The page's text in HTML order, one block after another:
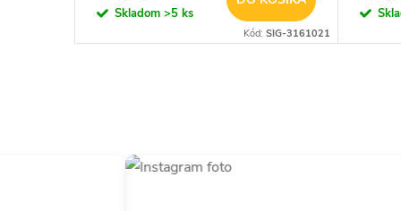
Skladom >5 ks
Kód: SIG-3161021